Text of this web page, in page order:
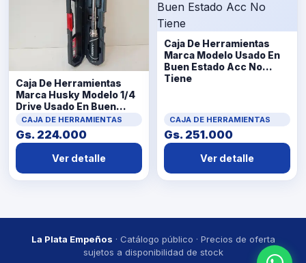
Caja De Herramientas
Marca Husky Modelo 1/4
Drive Usado En Buen
Estado Acc No Tiene
CAJA DE HERRAMIENTAS
Gs. 224.000
Ver detalle
Caja De Herramientas
Marca Modelo Usado En
Buen Estado Acc No
Tiene
CAJA DE HERRAMIENTAS
Gs. 251.000
Ver detalle
La Plata Empeños · Catálogo público · Precios de oferta
sujetos a disponibilidad de stock